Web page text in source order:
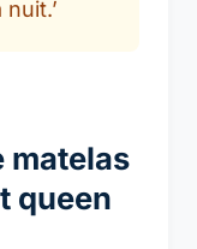
matelas
queen